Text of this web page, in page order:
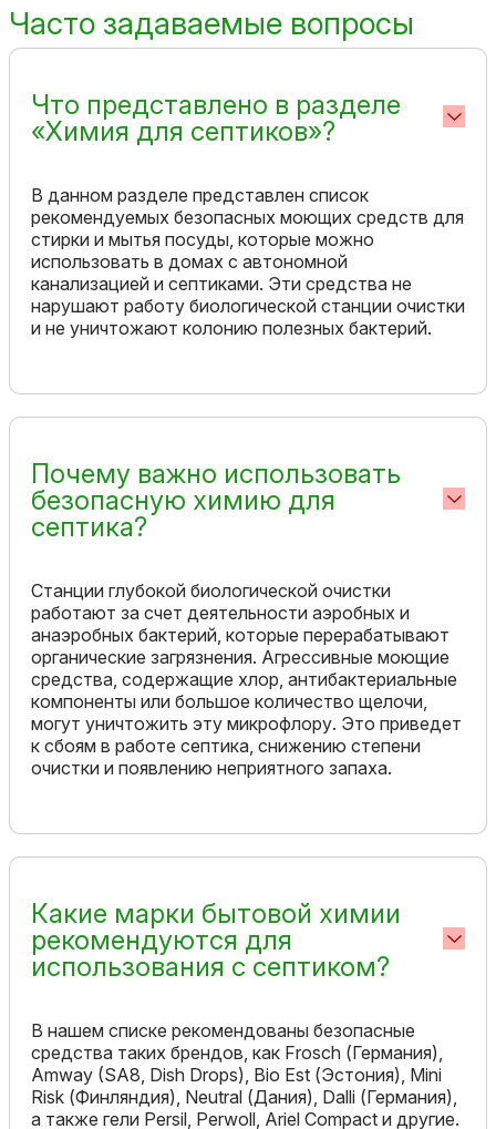
Часто задаваемые вопросы
Что представлено в разделе
«Химия для септиков»?
В данном разделе представлен список
рекомендуемых безопасных моющих средств для
стирки и мытья посуды, которые можно
использовать в домах с автономной
канализацией и септиками. Эти средства не
нарушают работу биологической станции очистки
и не уничтожают колонию полезных бактерий.
Почему важно использовать
безопасную химию для
септика?
Станции глубокой биологической очистки
работают за счет деятельности аэробных и
анаэробных бактерий, которые перерабатывают
органические загрязнения. Агрессивные моющие
средства, содержащие хлор, антибактериальные
компоненты или большое количество щелочи,
могут уничтожить эту микрофлору. Это приведет
к сбоям в работе септика, снижению степени
очистки и появлению неприятного запаха.
Какие марки бытовой химии
рекомендуются для
использования с септиком?
В нашем списке рекомендованы безопасные
средства таких брендов, как Frosch (Германия),
Amway (SA8, Dish Drops), Bio Est (Эстония), Mini
Risk (Финляндия), Neutral (Дания), Dalli (Германия),
а также гели Persil, Perwoll, Ariel Compact и другие.